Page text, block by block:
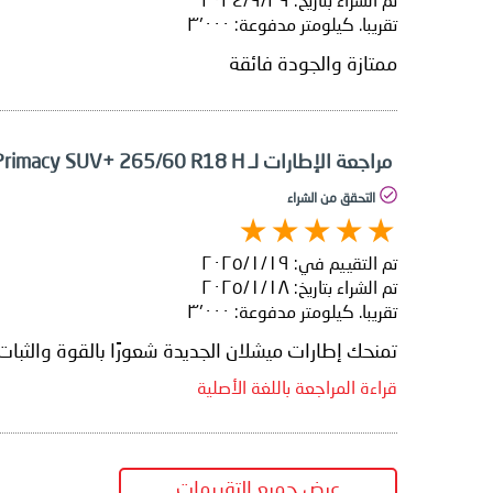
تقريبا. كيلومتر مدفوعة: ٣٬٠٠٠
ممتازة والجودة فائقة
مراجعة الإطارات لـ Michelin Primacy SUV+ 265/60 R18 H
التحقق من الشراء
تم التقييم في: ١٩‏/١‏/٢٠٢٥
تم الشراء بتاريخ: ١٨‏/١‏/٢٠٢٥
تقريبا. كيلومتر مدفوعة: ٣٬٠٠٠
تمنحك إطارات ميشلان الجديدة شعورًا بالقوة
قراءة المراجعة باللغة الأصلية
عرض جميع التقييمات